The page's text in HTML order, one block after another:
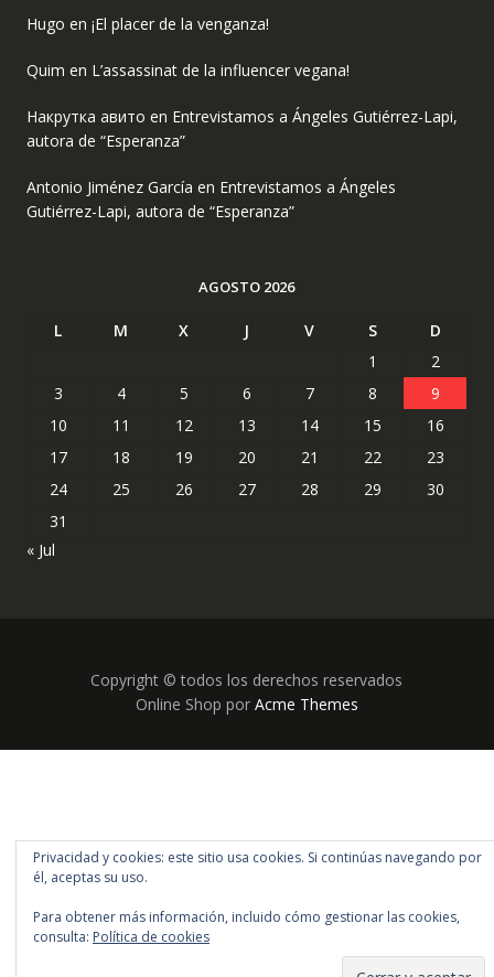
Hugo en ¡El placer de la venganza!
Quim en L’assassinat de la influencer vegana!
Накрутка авито en Entrevistamos a Ángeles Gutiérrez-Lapi,
autora de “Esperanza”
Antonio Jiménez García en Entrevistamos a Ángeles
Gutiérrez-Lapi, autora de “Esperanza”
AGOSTO 2026
L M X J V S
D
1
2
3
4 5 6 7 8
9
10
11 12 13 14 15
16
17
18 19 20 21 22
23
24
25 26 27 28 29
30
31
« Jul
Copyright © todos los derechos reservados
Online Shop por Acme Themes
Privacidad y cookies: este sitio usa cookies. Si continúas navegando por
él, aceptas su uso.
Para obtener más información, incluido cómo gestionar las cookies,
consulta: Política de cookies